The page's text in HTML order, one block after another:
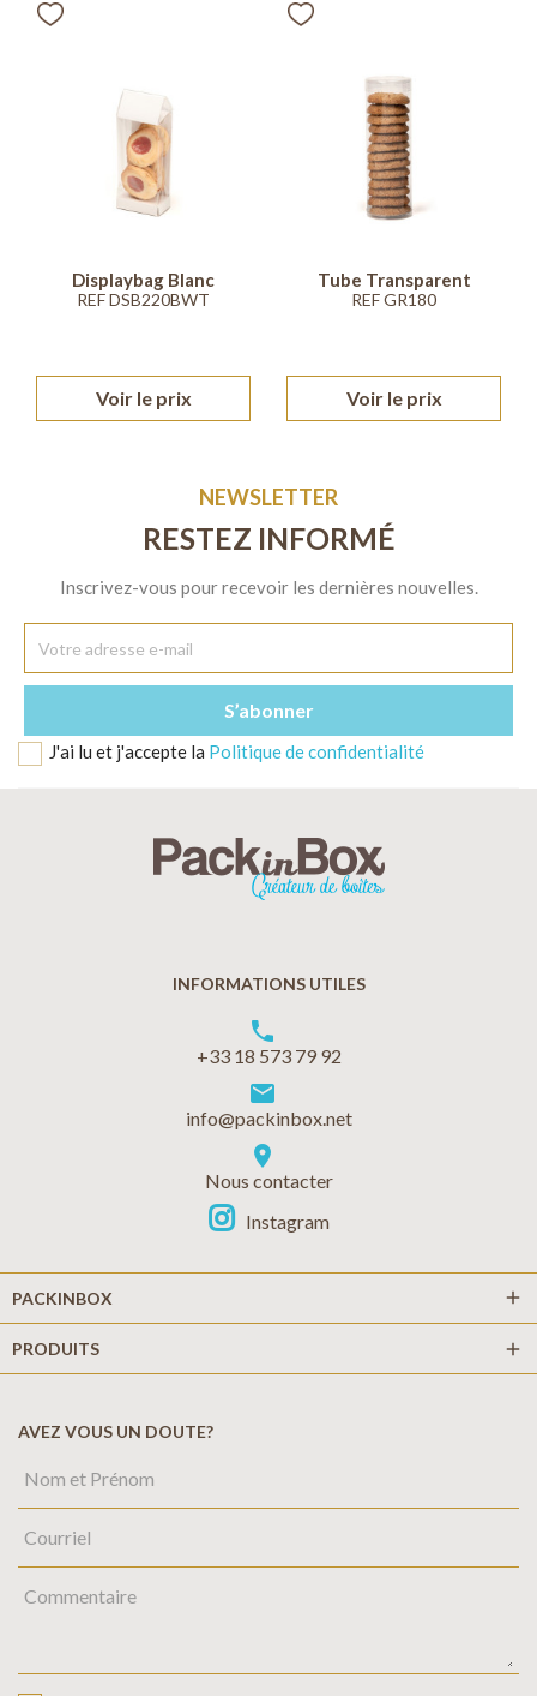
Displaybag Blanc
REF DSB220BWT
Voir le prix
Tube Transparent
REF GR180
Voir le prix
NEWSLETTER
RESTEZ INFORMÉ
Inscrivez-vous pour recevoir les dernières nouvelles.
J'ai lu et j'accepte la Politique de confidentialité
INFORMATIONS UTILES
phone
+33 18 573 79 92
markunread
info@packinbox.net
location_on
Nous contacter
Instagram
PACKINBOX add
PRODUITS add
AVEZ VOUS UN DOUTE?